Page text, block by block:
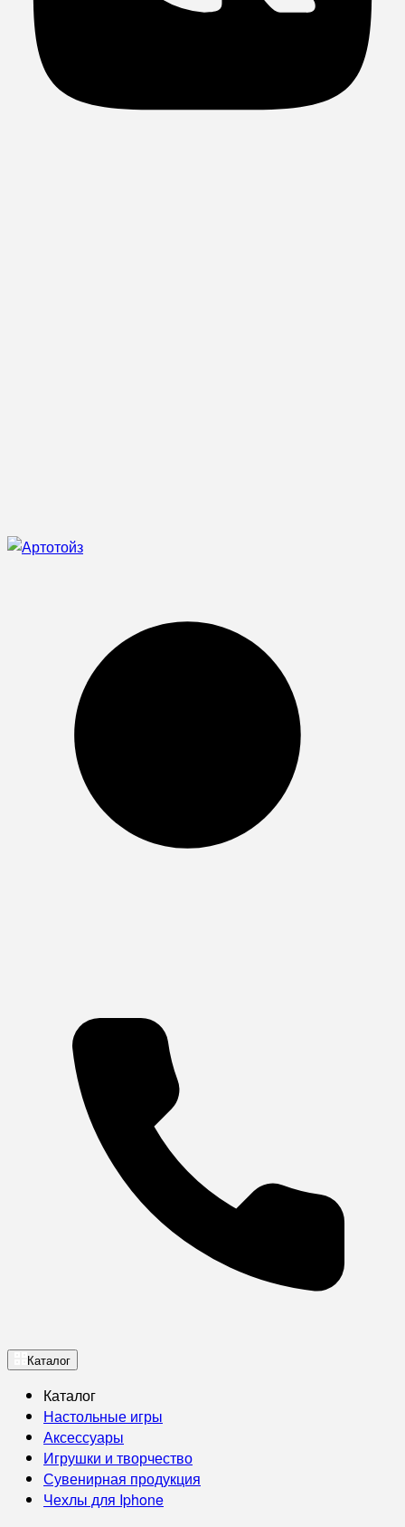
Каталог
Каталог
Настольные игры
Аксессуары
Игрушки и творчество
Сувенирная продукция
Чехлы для Iphone